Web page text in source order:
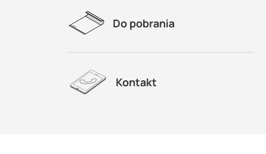
Do pobrania
Kontakt